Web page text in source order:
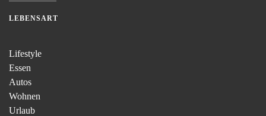
LEBENSART
Lifestyle
Essen
Autos
Wohnen
Urlaub